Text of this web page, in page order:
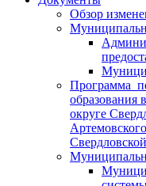
Обзор
Программа
образования
округе